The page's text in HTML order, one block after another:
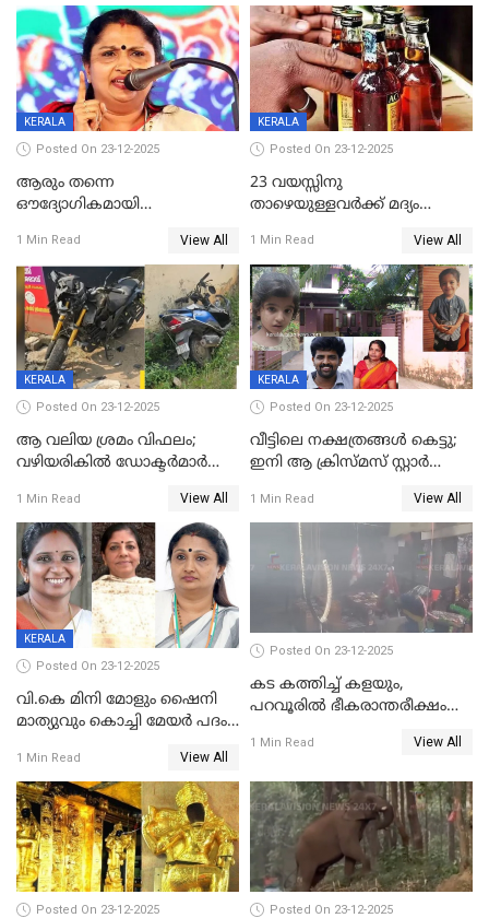
പിഴയും ശിക്ഷ
KERALA
Posted On 23-12-2025
ആരും തന്നെ
ഔദ്യോഗികമായി
കണ്ടെത്താൻ ഇന്ന് കോർ
കമ്മിറ്റി കൂടിയില്ല';
അതൃപ്തിയുമായി ദീപ്തി മേരി
വർഗീസ്
1 Min Read View All
KERALA
Posted On 23-12-2025
23 വയസ്സിനു
താഴെയുള്ളവർക്ക് മദ്യം
നടപടി;സ്ഥാപനങ്ങൾക്കെതിരെ
രണ്ട് കേസുകൾ
1 Min Read View All
KERALA
Posted On 23-12-2025
ആ വലിയ ശ്രമം വിഫലം;
വഴിയരികില്‍ ‌ഡോക്ടര്‍മാര്‍
മരണത്തിന് കീഴടങ്ങി
1 Min Read View All
KERALA
Posted On 23-12-2025
വീട്ടിലെ നക്ഷത്രങ്ങൾ കെട്ടു;
ഇനി ആ ക്രിസ്മസ് സ്റ്റാർ
വേണ്ടിയുള്ള
പിടിവലിക്കിടയിൽ
അപ്പൂപ്പനെതിരെ പോക്സോ
കേസ് ഒടുവിൽ 4 ജീവനുകൾ
പൊലിഞ്ഞു
1 Min Read View All
KERALA
Posted On 23-12-2025
വി.കെ മിനി മോളും ഷൈനി
മാത്യുവും കൊച്ചി മേയർ പദം
മേയറാകില്ല
1 Min Read View All
Posted On 23-12-2025
കട കത്തിച്ച് കളയും,
പറവൂരില്‍ ഭീകരാന്തരീക്ഷം
1 Min Read View All
Posted On 23-12-2025 Posted On 23-12-2025